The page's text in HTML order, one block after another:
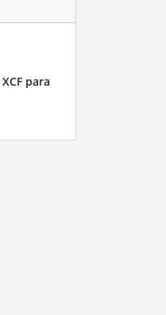
XCF para